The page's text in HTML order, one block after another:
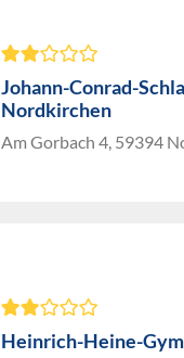
Johann-Conrad-
Nordkirchen
Am Gorbach 4, 59394
Heinrich-Heine-